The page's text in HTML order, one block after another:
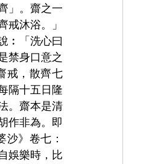
」。齋之一
沐浴。」
︰「洗心曰
禁身口意之
戒，散齊七
隔十五日隆
。齋本是清
作非為。即
》卷七：
娛樂時，比